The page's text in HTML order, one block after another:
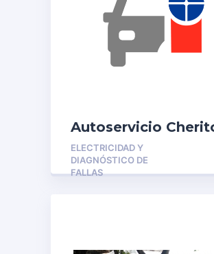
Autoservicio
ELECTRICIDAD Y
DIAGNÓSTICO DE
FALLAS